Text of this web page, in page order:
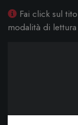
Fai click sul
modalità di